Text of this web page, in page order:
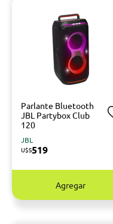
Parlante Bluetooth
JBL Partybox Club
120
JBL
U$S519
Agregar